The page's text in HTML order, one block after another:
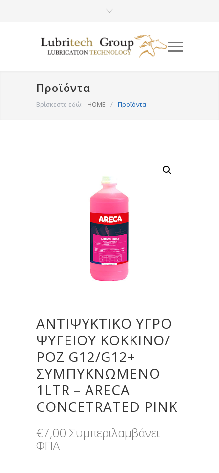
Προϊόντα
Βρίσκεστε εδώ: HOME / Προϊόντα
ΑΝΤΙΨΥΚΤΙΚΟ ΥΓΡΟ
ΨΥΓΕΙΟΥ ΚΟΚΚΙΝΟ/
ΡΟΖ G12/G12+
ΣΥΜΠΥΚΝΩΜΕΝΟ
1LTR – ARECA
CONCETRATED PINK
€7,00 Συμπεριλαμβάνει
ΦΠΑ